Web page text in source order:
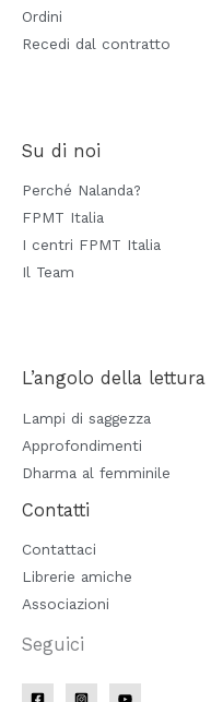
Ordini
Recedi dal contratto
Su di noi
Perché Nalanda?
FPMT Italia
I centri FPMT Italia
Il Team
L’angolo della lettura
Lampi di saggezza
Approfondimenti
Dharma al femminile
Contatti
Contattaci
Librerie amiche
Associazioni
Seguici